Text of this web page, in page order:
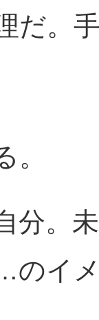
だ。
。
分。
のイ